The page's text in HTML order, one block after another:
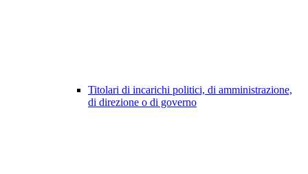
Titolari di incarichi politici, di amministrazione,
di direzione o di governo